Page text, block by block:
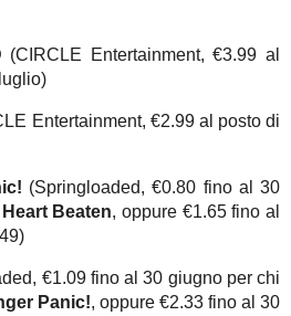
(CIRCLE Entertainment, €3.99 al
Entertainment, €2.99 al posto di
(Springloaded, €0.80 fino al 30
Heart Beaten, oppure €1.65 fino al
€1.09 fino al 30 giugno per chi
Panic!, oppure €2.33 fino al 30